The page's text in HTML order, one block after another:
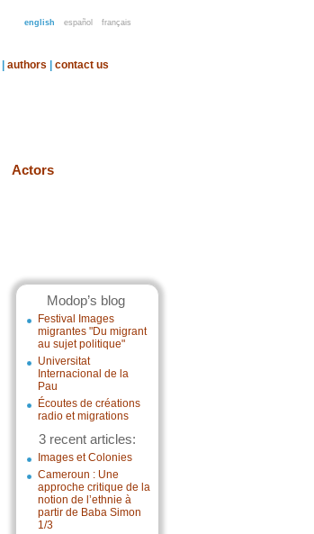
english español français
authors contact us
Actors
Modop’s blog
Festival Images
migrantes "Du migrant
au sujet politique"
Universitat
Internacional de la
Pau
Écoutes de créations
radio et migrations
3 recent articles:
Images et Colonies
Cameroun : Une
approche critique de la
notion de l’ethnie à
partir de Baba Simon
1/3